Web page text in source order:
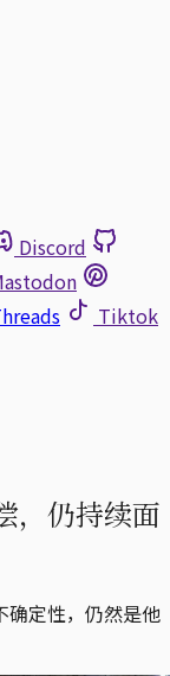
Discord
Tiktok
，仍持续面
确定性，仍然是他